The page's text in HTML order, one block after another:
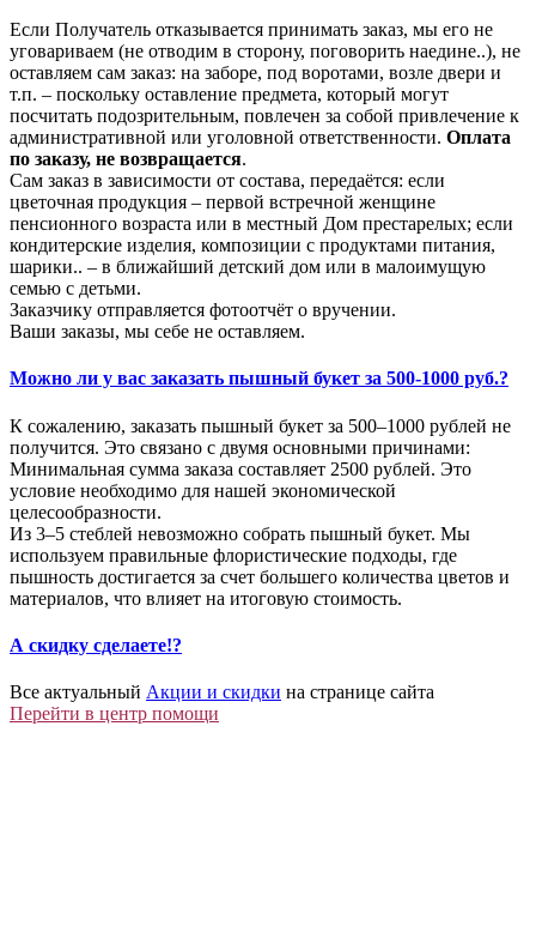
Если Получатель отказывается принимать заказ, мы его не
уговариваем (не отводим в сторону, поговорить наедине..), не
оставляем сам заказ: на заборе, под воротами, возле двери и
т.п. – поскольку оставление предмета, который могут
посчитать подозрительным, повлечен за собой привлечение к
административной или уголовной ответственности. Оплата
по заказу, не возвращается.
Сам заказ в зависимости от состава, передаётся: если
цветочная продукция – первой встречной женщине
пенсионного возраста или в местный Дом престарелых; если
кондитерские изделия, композиции с продуктами питания,
шарики.. – в ближайший детский дом или в малоимущую
семью с детьми.
Заказчику отправляется фотоотчёт о вручении.
Ваши заказы, мы себе не оставляем.
Можно ли у вас заказать пышный букет за 500-1000 руб.?
К сожалению, заказать пышный букет за 500–1000 рублей не
получится. Это связано с двумя основными причинами:
Минимальная сумма заказа составляет 2500 рублей. Это
условие необходимо для нашей экономической
целесообразности.
Из 3–5 стеблей невозможно собрать пышный букет. Мы
используем правильные флористические подходы, где
пышность достигается за счет большего количества цветов и
материалов, что влияет на итоговую стоимость.
А скидку сделаете!?
Все актуальный Акции и скидки на странице сайта
Перейти в центр помощи